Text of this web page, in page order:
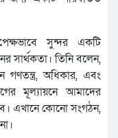
সুন্দর একটি
সার্থকতা। তিনি বলেন,
অধিকার, এবং
মূল্যায়নে আমাদের
এখানে কোনো সংগঠন,